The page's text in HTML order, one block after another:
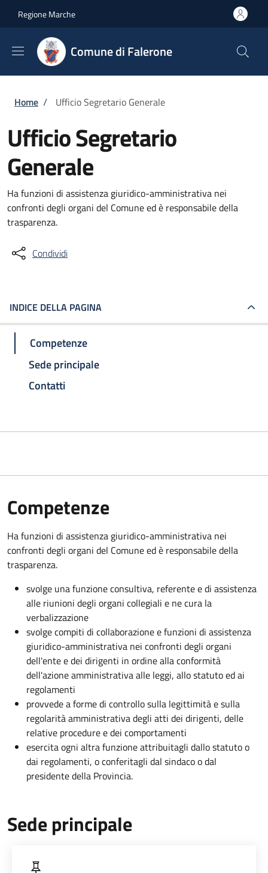
Regione Marche
Comune di Falerone
Briciole di pane
Home / Ufficio Segretario Generale
Ufficio Segretario
Generale
Ha funzioni di assistenza giuridico-amministrativa nei
confronti degli organi del Comune ed è responsabile della
trasparenza.
Condividi
INDICE DELLA PAGINA
Competenze
Sede principale
Contatti
Competenze
Ha funzioni di assistenza giuridico-amministrativa nei
confronti degli organi del Comune ed è responsabile della
trasparenza.
svolge una funzione consultiva, referente e di assistenza
alle riunioni degli organi collegiali e ne cura la
verbalizzazione
svolge compiti di collaborazione e funzioni di assistenza
giuridico-amministrativa nei confronti degli organi
dell'ente e dei dirigenti in ordine alla conformità
dell'azione amministrativa alle leggi, allo statuto ed ai
regolamenti
provvede a forme di controllo sulla legittimità e sulla
regolarità amministrativa degli atti dei dirigenti, delle
relative procedure e dei comportamenti
esercita ogni altra funzione attribuitagli dallo statuto o
dai regolamenti, o conferitagli dal sindaco o dal
presidente della Provincia.
Sede principale